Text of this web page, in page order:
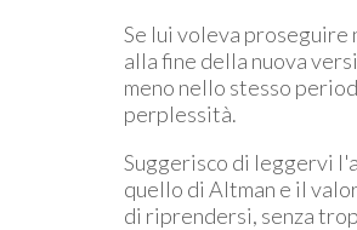
Se lui voleva
alla fine della nuova
meno nello stesso
perplessità.
Suggerisco di leggervi
quello di Altman e il
di riprendersi, senza